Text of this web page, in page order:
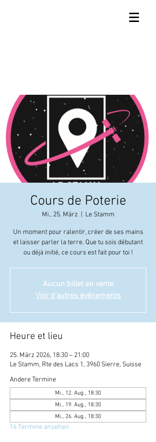
Cours de Poterie
Mi., 25. März Le Stamm
Un moment pour ralentir, créer de ses mains
et laisser parler la terre. Que tu sois débutant
ou déjà initié, ce cours est fait pour toi !
Aucun billet en vente
Voir d'autres événements
Heure et lieu
25. März 2026, 18:30 – 21:00
Le Stamm, Rte des Lacs 1, 3960 Sierre, Suisse
Andere Termine
Mi., 12. Aug., 18:30
Mi., 19. Aug., 18:30
Mi., 26. Aug., 18:30
16 Termine ansehen